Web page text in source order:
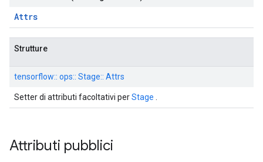
Attrs
Strutture
tensorflow:: ops:: Stage:: Attrs
Setter di attributi facoltativi perStage
Attributi pubblici